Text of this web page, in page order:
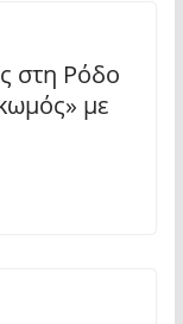
στη Ρόδο
με